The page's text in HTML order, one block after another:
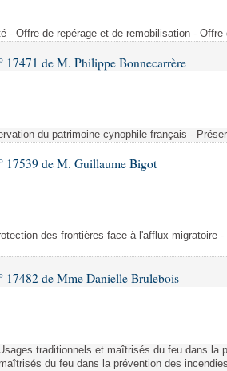
- Offre de repérage et de remobilisation -
17471 de M. Philippe Bonnecarrère
du patrimoine cynophile français -
17539 de M. Guillaume Bigot
des frontières face à l'afflux migratoire
17482 de Mme Danielle Brulebois
traditionnels et maîtrisés du feu dans la
du feu dans la prévention des